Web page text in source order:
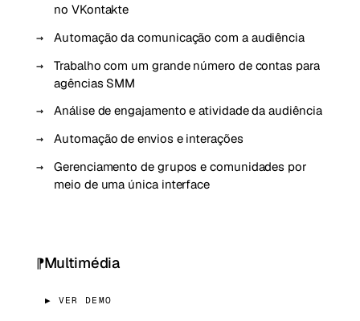
no VKontakte
Automação da comunicação com a audiência
Trabalho com um grande número de contas para
agências SMM
Análise de engajamento e atividade da audiência
Automação de envios e interações
Gerenciamento de grupos e comunidades por
meio de uma única interface
Multimédia
▶ VER DEMO